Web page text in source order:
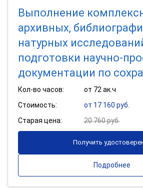
Выполнение
архивных,
натурных
подготовки научно-
документации по
Кол-во часов:
от 72 ак.ч
Стоимость:
от 17 160 руб.
Старая цена:
20 760 руб.
Получить
Подробнее